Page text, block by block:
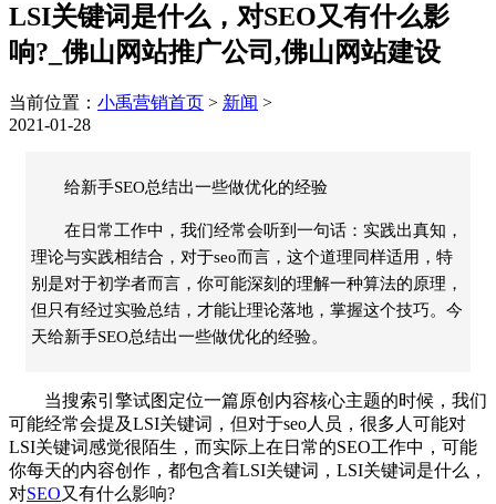
LSI关键词是什么，对SEO又有什么影
响?_佛山网站推广公司,佛山网站建设
当前位置： 小禹营销首页 > 新闻 >
2021-01-28
给新手SEO总结出一些做优化的经验
在日常工作中，我们经常会听到一句话：实践出真知，
理论与实践相结合，对于seo而言，这个道理同样适用，特
别是对于初学者而言，你可能深刻的理解一种算法的原理，
但只有经过实验总结，才能让理论落地，掌握这个技巧。今
天给新手SEO总结出一些做优化的经验。
当搜索引擎试图定位一篇原创内容核心主题的时候，我们
可能经常会提及LSI关键词，但对于seo人员，很多人可能对
LSI关键词感觉很陌生，而实际上在日常的SEO工作中，可能
你每天的内容创作，都包含着LSI关键词，LSI关键词是什么，
对SEO又有什么影响?